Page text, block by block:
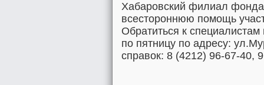
Хабаровский филиал фонда
всестороннюю помощь
Обратиться к
по пятницу по адресу:
справок: 8 (4212) 96-67-40,